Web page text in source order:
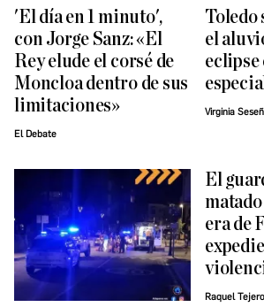
'El día en 1 minuto',
con Jorge Sanz: «El
Rey elude el corsé de
Moncloa dentro de sus
limitaciones»
El Debate
Toledo
el
eclipse
Virginia
El
era de
Raquel Tejero